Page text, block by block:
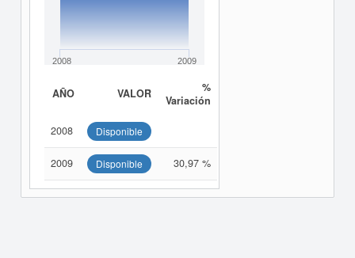
2008 2009
AÑO VALOR
%
Variación
2008 Disponible
2009 Disponible 30,97 %